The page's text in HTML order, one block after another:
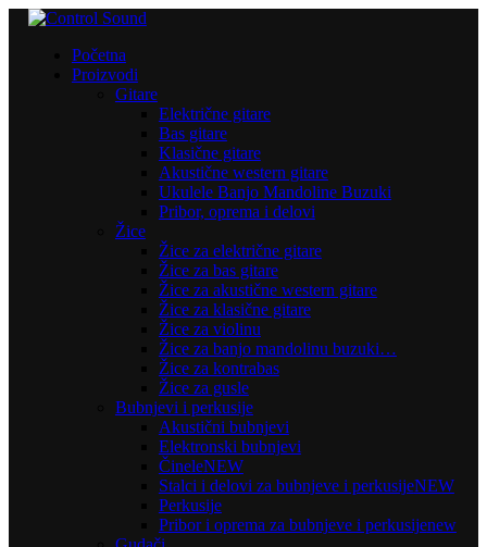
Početna
Proizvodi
Gitare
Električne gitare
Bas gitare
Klasične gitare
Akustične western gitare
Ukulele Banjo Mandoline Buzuki
Pribor, oprema i delovi
Žice
Žice za električne gitare
Žice za bas gitare
Žice za akustične western gitare
Žice za klasične gitare
Žice za violinu
Žice za banjo mandolinu buzuki…
Žice za kontrabas
Žice za gusle
Bubnjevi i perkusije
Akustični bubnjevi
Elektronski bubnjevi
ČineleNEW
Stalci i delovi za bubnjeve i perkusijeNEW
Perkusije
Pribor i oprema za bubnjeve i perkusijenew